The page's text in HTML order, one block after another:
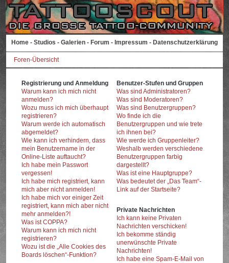
Home - Studios - Galerien - Forum - Impressum - Datenschutzerklärung
Foren-Übersicht
Registrierung und Anmeldung
Warum kann ich mich nicht
anmelden?
Wozu muss ich mich überhaupt
registrieren?
Warum werde ich automatisch
abgemeldet?
Wie kann ich verhindern, dass
mein Benutzername in der
Online-Liste auftaucht?
Ich habe mein Passwort
vergessen!
Ich habe mich registriert, kann
mich aber nicht anmelden!
Ich habe mich vor einiger Zeit
registriert, kann mich aber nicht
mehr anmelden?!
Was ist COPPA?
Warum kann ich mich nicht
registrieren?
Wozu ist die „Alle Cookies des
Boards löschen“-Funktion?
Benutzer-Stufen und Gruppen
Was sind Administratoren?
Was sind Moderatoren?
Was sind Benutzergruppen?
Wo finde ich die
Benutzergruppen und wie trete
ich ihnen bei?
Wie werde ich Gruppenleiter?
Weshalb werden verschiedene
Benutzergruppen farbig
dargestellt?
Was ist eine Hauptgruppe?
Was bedeutet der „Das Team“-
Link auf der Startseite?
Private Nachrichten
Ich kann keine Privaten
Nachrichten verschicken!
Ich bekomme ständig
unerwünschte Private
Nachrichten!
Ich habe eine Spam-E-Mail von